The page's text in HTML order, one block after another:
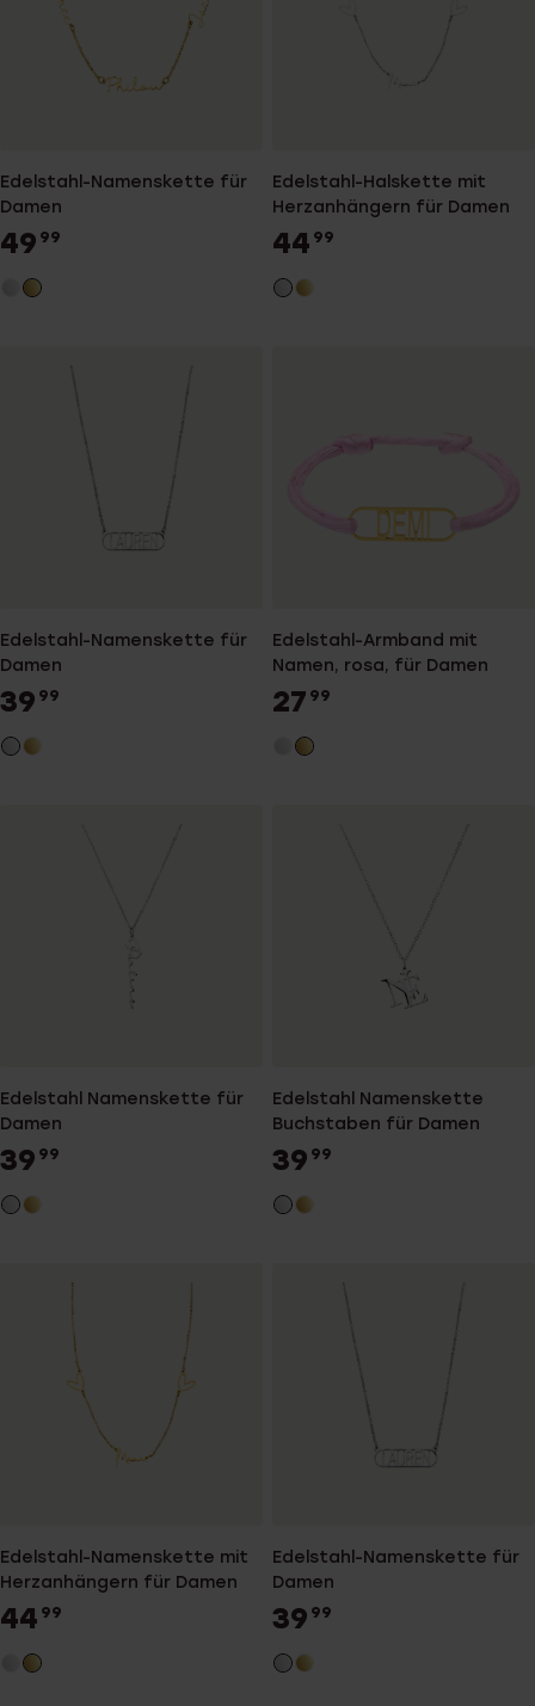
Edelstahl-Namenskette für
Damen
49 99
Edelstahl-Halskette mit
Herzanhängern für Damen
44 99
Edelstahl-Namenskette für
Damen
39 99
Edelstahl-Armband mit
Namen, rosa, für Damen
27 99
Edelstahl Namenskette für
Damen
39 99
Edelstahl Namenskette
Buchstaben für Damen
39 99
Edelstahl-Namenskette mit
Herzanhängern für Damen
44 99
Edelstahl-Namenskette für
Damen
39 99